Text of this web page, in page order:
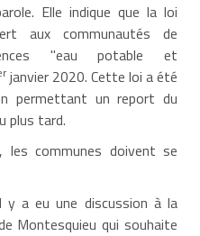
Elle indique que la loi
aux communautés de
"eau potable et
janvier 2020. Cette loi a été
permettant un report du
plus tard.
communes doivent se
y a eu une discussion à la
Montesquieu qui souhaite